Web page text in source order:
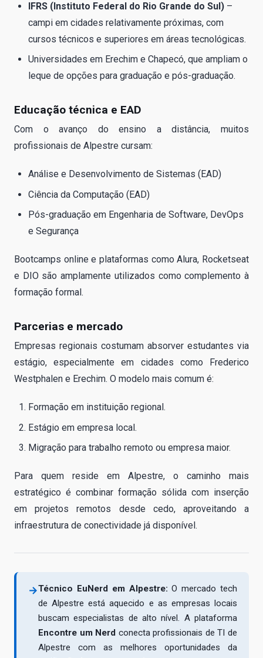
IFRS (Instituto Federal do Rio Grande do Sul) –
campi em cidades relativamente próximas, com
cursos técnicos e superiores em áreas tecnológicas.
Universidades em Erechim e Chapecó, que ampliam o
leque de opções para graduação e pós-graduação.
Educação técnica e EAD
Com o avanço do ensino a distância, muitos
profissionais de Alpestre cursam:
Análise e Desenvolvimento de Sistemas (EAD)
Ciência da Computação (EAD)
Pós-graduação em Engenharia de Software, DevOps
e Segurança
Bootcamps online e plataformas como Alura, Rocketseat
e DIO são amplamente utilizados como complemento à
formação formal.
Parcerias e mercado
Empresas regionais costumam absorver estudantes via
estágio, especialmente em cidades como Frederico
Westphalen e Erechim. O modelo mais comum é:
Formação em instituição regional.
Estágio em empresa local.
Migração para trabalho remoto ou empresa maior.
Para quem reside em Alpestre, o caminho mais
estratégico é combinar formação sólida com inserção
em projetos remotos desde cedo, aproveitando a
infraestrutura de conectividade já disponível.
→Técnico EuNerd em Alpestre: O mercado tech
de Alpestre está aquecido e as empresas locais
buscam especialistas de alto nível. A plataforma
Encontre um Nerd conecta profissionais de TI de
Alpestre com as melhores oportunidades da